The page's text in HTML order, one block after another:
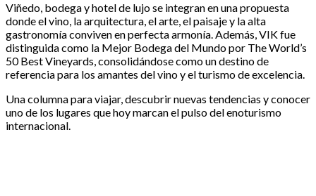
Viñedo, bodega y hotel de lujo se integran en una propuesta
donde el vino, la arquitectura, el arte, el paisaje y la alta
gastronomía conviven en perfecta armonía. Además, VIK fue
distinguida como la Mejor Bodega del Mundo por The World’s
50 Best Vineyards, consolidándose como un destino de
referencia para los amantes del vino y el turismo de excelencia.
Una columna para viajar, descubrir nuevas tendencias y conocer
uno de los lugares que hoy marcan el pulso del enoturismo
internacional.